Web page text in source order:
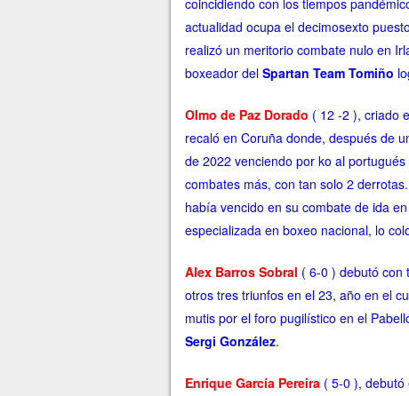
coincidiendo con los tiempos
actualidad ocupa el decimosexto
realizó un meritorio combate nulo en
boxeador del Spartan Team Tomiño
Olmo de Paz Dorado ( 12 -2 ), criado
recaló en Coruña donde, después de
de 2022 venciendo por ko al portugués
combates más, con tan solo 2
había vencido en su combate de ida
especializada en boxeo nacional, lo
Alex Barros Sobral ( 6-0 ) debutó con
otros tres triunfos en el 23, año en el
mutis por el foro pugilístico en el
Sergi González.
Enrique García Pereira( 5-0 ), debutó